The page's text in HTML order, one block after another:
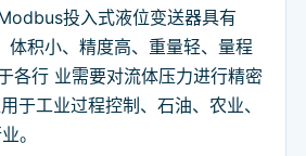
投入式液位变送器具有
积小、精度高、重量轻、量程
各行 业需要对流体压力进行精密
于工业过程控制、石油、农业、
。